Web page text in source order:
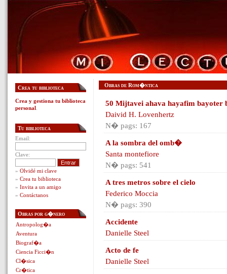
Obras de Rom�ntica
50 Mijtavei ahava hayafim bayoter
Daivid H. Lovenhertz
N� pags: 167
A la sombra del omb�
Santa montefiore
N� pags: 541
A tres metros sobre el cielo
Federico Moccia
N� pags: 390
Accidente
Danielle Steel
Acto de fe
Danielle Steel
Crea tu biblioteca
Crea y gestiona tu biblioteca
personal
Tu biblioteca
Email:
Clave:
» Olvidé mi clave
» Crea tu biblioteca
» Invita a un amigo
» Contáctanos
Obras por g�nero
Antropolog�a
Aventura
Biograf�a
Ciencia Ficci�n
Cl�sica
Cr�tica